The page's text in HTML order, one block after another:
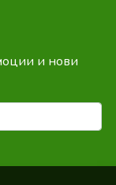
и нови